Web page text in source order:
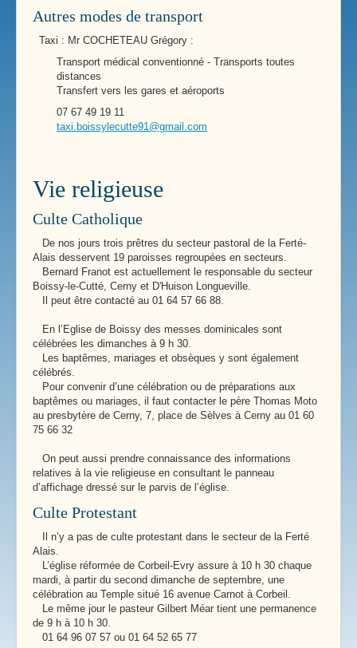
Autres modes de transport
Taxi : Mr COCHETEAU Grégory :
Transport médical conventionné - Transports toutes
distances
Transfert vers les gares et aéroports
07 67 49 19 11
taxi.boissylecutte91@gmail.com
Vie religieuse
Culte Catholique
De nos jours trois prêtres du secteur pastoral de la Ferté-
Alais desservent 19 paroisses regroupées en secteurs.
Bernard Franot est actuellement le responsable du secteur
Boissy-le-Cutté, Cerny et D'Huison Longueville.
Il peut être contacté au 01 64 57 66 88.
En l’Eglise de Boissy des messes dominicales sont
célébrées les dimanches à 9 h 30.
Les baptêmes, mariages et obsèques y sont également
célébrés.
Pour convenir d’une célébration ou de préparations aux
baptêmes ou mariages, il faut contacter le père Thomas Moto
au presbytère de Cerny, 7, place de Sèlves à Cerny au 01 60
75 66 32
On peut aussi prendre connaissance des informations
relatives à la vie religieuse en consultant le panneau
d’affichage dressé sur le parvis de l’église.
Culte Protestant
Il n’y a pas de culte protestant dans le secteur de la Ferté
Alais.
L’église réformée de Corbeil-Evry assure à 10 h 30 chaque
mardi, à partir du second dimanche de septembre, une
célébration au Temple situé 16 avenue Carnot à Corbeil.
Le même jour le pasteur Gilbert Méar tient une permanence
de 9 h à 10 h 30.
01 64 96 07 57 ou 01 64 52 65 77